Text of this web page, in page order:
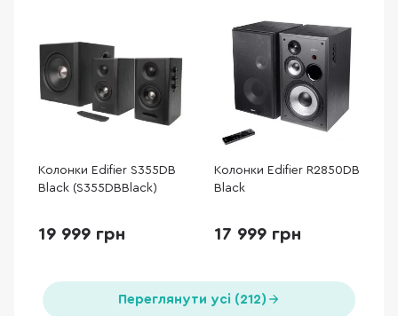
Колонки Edifier S355DB
Black (S355DBBlack)
19 999 грн
Колонки Edifier R2850DB
Black
17 999 грн
Переглянути усі (212)